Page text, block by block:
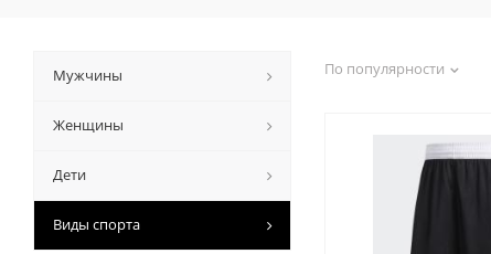
По популярности
Мужчины
Женщины
Дети
Виды спорта